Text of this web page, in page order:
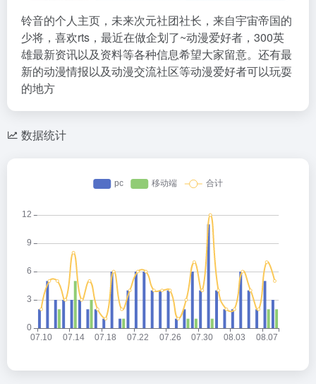
铃音的个人主页，未来次元社团社长，来自宇宙帝国的
少将，喜欢rts，最近在做企划了~动漫爱好者，300英
雄最新资讯以及资料等各种信息希望大家留意。还有最
新的动漫情报以及动漫交流社区等动漫爱好者可以玩耍
的地方
数据统计